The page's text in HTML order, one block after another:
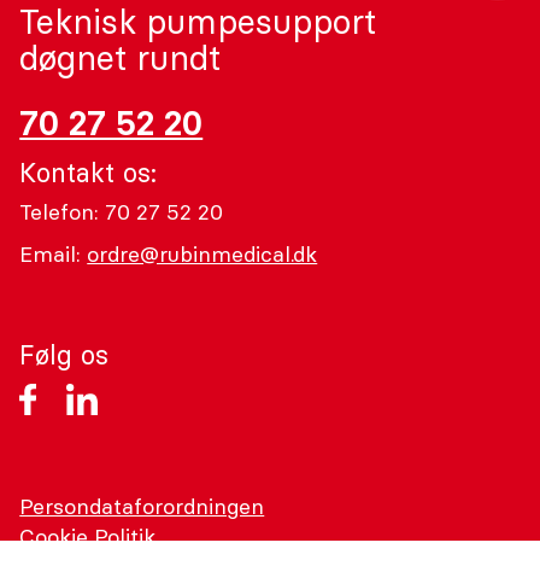
Teknisk pumpesupport
døgnet rundt
70 27 52 20
Kontakt os:
Telefon: 70 27 52 20
Email: ordre@rubinmedical.dk
Følg os
Persondataforordningen
Cookie Politik